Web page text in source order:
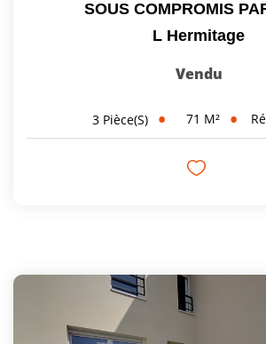
SOUS COMPROMIS
L Hermitage
Vendu
3 Pièce(s) 71 M²